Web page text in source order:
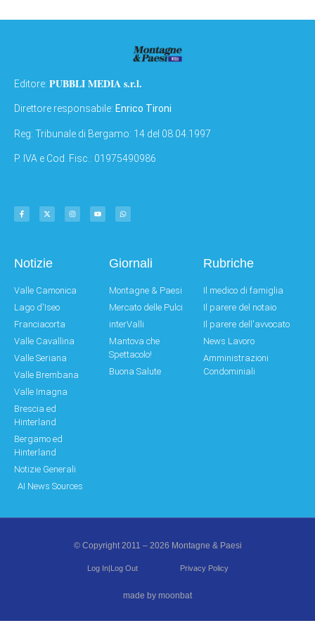
Editore: PUBBLI MEDIA s.r.l.
Direttore responsabile: Enrico Tironi
Reg: Tribunale di Bergamo: 14 del 08.04.1997
P. IVA e Cod. Fisc.: 01975490986
Notizie
Valle Camonica
Lago d'Iseo
Franciacorta
Valle Cavallina
Valle Seriana
Valle Brembana
Valle Imagna
Brescia ed
Hinterland
Bergamo ed
Hinterland
Notizie Generali
AI News Sources
Giornali
Montagne & Paesi
Mercato delle Pulci
interValli
Mantova che
Spettacolo!
Buona Salute
Rubriche
Il medico di famiglia
Il parere del notaio
Il parere dell'avvocato
News Lavoro
Amministrazioni
Condominiali
© Copyright 2011 – 2026 Montagne & Paesi
Log In|Log Out Privacy Policy
made by moonbat